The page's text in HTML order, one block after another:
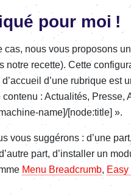
pour moi !
cas, nous vous propo­­sons
notre recette). Cette
d’une rubrique
: Actua­li­tés,
name]/[node:title] ».
vous suggé­­rons : d’une
part, d’ins­­tal­­ler un
Menu Bread­­crumb,